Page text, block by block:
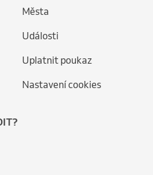
Města
Události
Uplatnit poukaz
Nastavení cookies